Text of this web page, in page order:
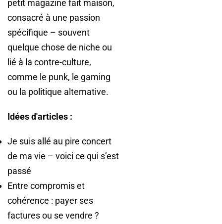
petit magazine fait maison,
consacré à une passion
spécifique – souvent
quelque chose de niche ou
lié à la contre-culture,
comme le punk, le gaming
ou la politique alternative.
Idées d'articles :
Je suis allé au pire concert
de ma vie – voici ce qui s’est
passé
Entre compromis et
cohérence : payer ses
factures ou se vendre ?